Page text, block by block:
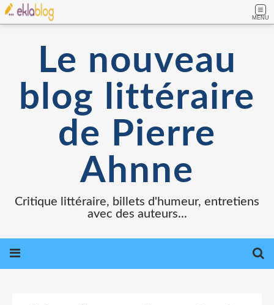
MENU
Le nouveau
blog littéraire
de Pierre
Ahnne
Critique littéraire, billets d'humeur, entretiens
avec des auteurs...